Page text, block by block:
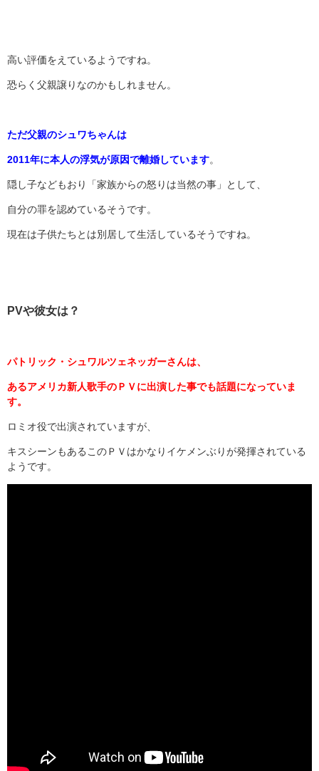
高い評価をえているようですね。
恐らく父親譲りなのかもしれません。
ただ父親のシュワちゃんは
2011年に本人の浮気が原因で離婚しています。
隠し子などもおり「家族からの怒りは当然の事」として、
自分の罪を認めているそうです。
現在は子供たちとは別居して生活しているそうですね。
PVや彼女は？
パトリック・シュワルツェネッガーさんは、
あるアメリカ新人歌手のＰＶに出演した事でも話題になっていま
す。
ロミオ役で出演されていますが、
キスシーンもあるこのＰＶはかなりイケメンぶりが発揮されている
ようです。